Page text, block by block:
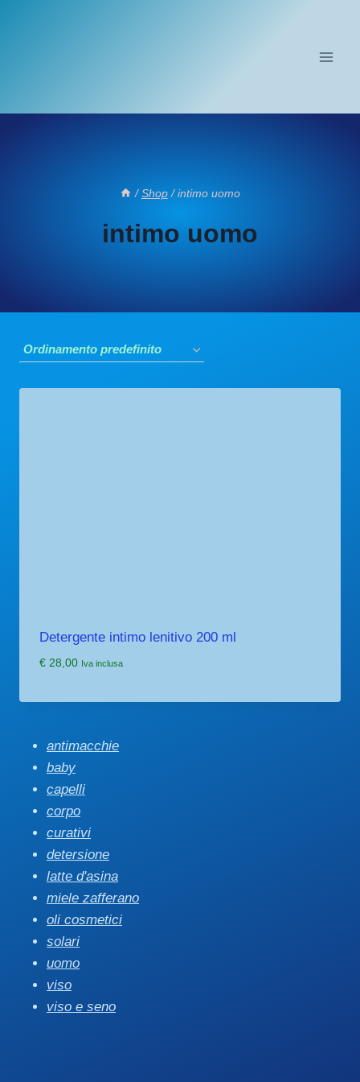
/ Shop / intimo uomo
intimo uomo
Detergente intimo lenitivo 200 ml
€28,00 Iva inclusa
antimacchie
baby
capelli
corpo
curativi
detersione
latte d'asina
miele zafferano
oli cosmetici
solari
uomo
viso
viso e seno